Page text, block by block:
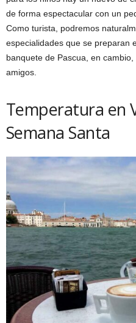
de forma espectacular con un
Como turista, podremos
especialidades que se preparan
banquete de Pascua, en
amigos.
Temperatura en
Semana Santa